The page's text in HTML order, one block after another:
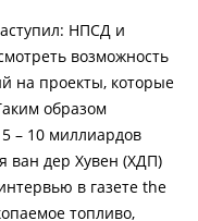
НПСД и
возможность
на проекты, которые
образом
– 10 миллиардов
дер Хувен (ХДП)
в газете the
топливо,